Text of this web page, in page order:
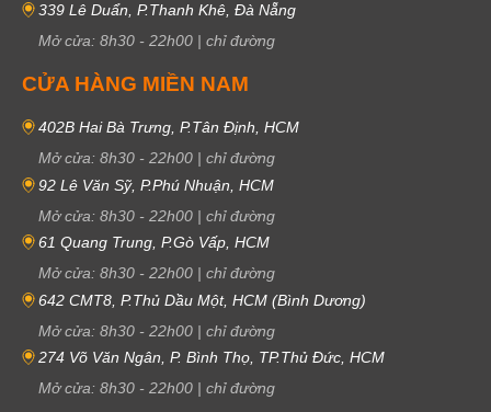
339 Lê Duẩn, P.Thanh Khê, Đà Nẵng
Mở cửa: 8h30 - 22h00 | chỉ đường
CỬA HÀNG MIỀN NAM
402B Hai Bà Trưng, P.Tân Định, HCM
Mở cửa: 8h30 - 22h00 | chỉ đường
92 Lê Văn Sỹ, P.Phú Nhuận, HCM
Mở cửa: 8h30 - 22h00 | chỉ đường
61 Quang Trung, P.Gò Vấp, HCM
Mở cửa: 8h30 - 22h00 | chỉ đường
642 CMT8, P.Thủ Dầu Một, HCM (Bình Dương)
Mở cửa: 8h30 - 22h00 | chỉ đường
274 Võ Văn Ngân, P. Bình Thọ, TP.Thủ Đức, HCM
Mở cửa: 8h30 - 22h00 | chỉ đường